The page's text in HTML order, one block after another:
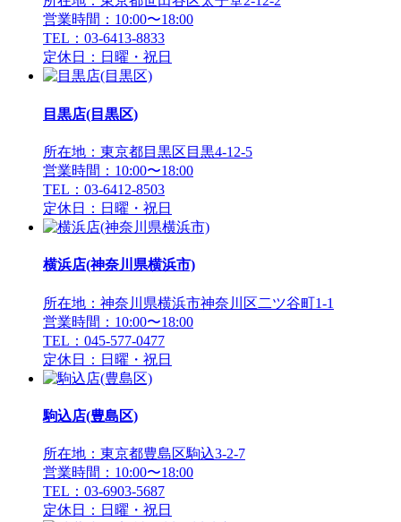
営業時間：10:00〜18:00
TEL：03-6413-8833
定休日：日曜・祝日
目黒店(目黒区)
所在地：東京都目黒区目黒4-12-5
営業時間：10:00〜18:00
TEL：03-6412-8503
定休日：日曜・祝日
横浜店(神奈川県横浜市)
所在地：神奈川県横浜市神奈川区二ツ谷町1-1
営業時間：10:00〜18:00
TEL：045-577-0477
定休日：日曜・祝日
駒込店(豊島区)
所在地：東京都豊島区駒込3-2-7
営業時間：10:00〜18:00
TEL：03-6903-5687
定休日：日曜・祝日